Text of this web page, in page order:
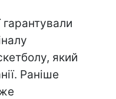
гарантували
який
Раніше